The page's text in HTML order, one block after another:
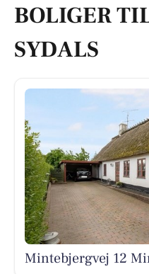
BOLIGER
SYDALS
Mintebjergvej 12